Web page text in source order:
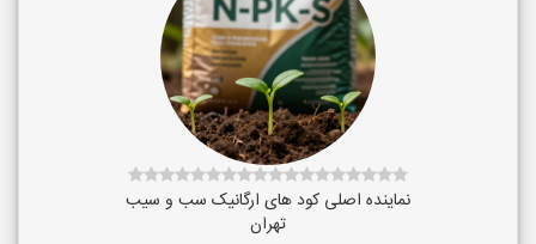
نماینده اصلی کود های ارگانیک سب و سیب
تهران